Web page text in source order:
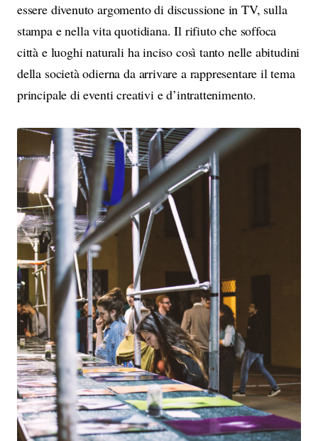
essere divenuto argomento di discussione in TV, sulla
stampa e nella vita quotidiana. Il rifiuto che soffoca
città e luoghi naturali ha inciso così tanto nelle abitudini
della società odierna da arrivare a rappresentare il tema
principale di eventi creativi e d’intrattenimento.